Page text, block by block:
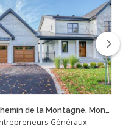
Chemin de la Montagne, Mont-Saint-Hilaire
Généraux